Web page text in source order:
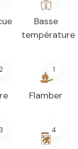
Basse
température
1
Flamber
4